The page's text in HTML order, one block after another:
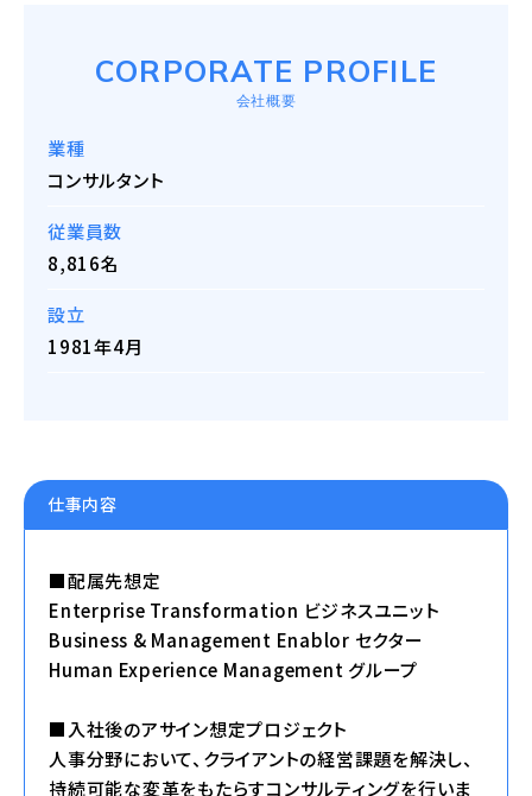
CORPORATE PROFILE
会社概要
業種
コンサルタント
従業員数
8,816名
設立
1981年4月
仕事内容
■配属先想定
Enterprise Transformation ビジネスユニット
Business & Management Enablor セクター
Human Experience Management グループ
■入社後のアサイン想定プロジェクト
人事分野において、クライアントの経営課題を解決し、
持続可能な変革をもたらすコンサルティングを行いま